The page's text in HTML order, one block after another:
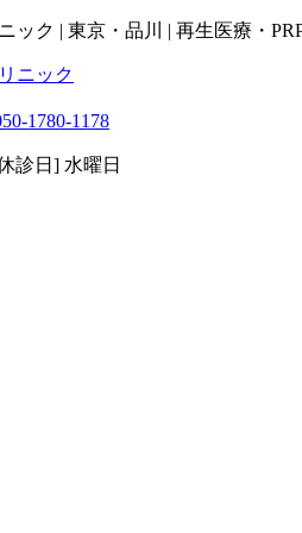
ック | 東京・品川 | 再生医療・
1780-1178
診日] 水曜日